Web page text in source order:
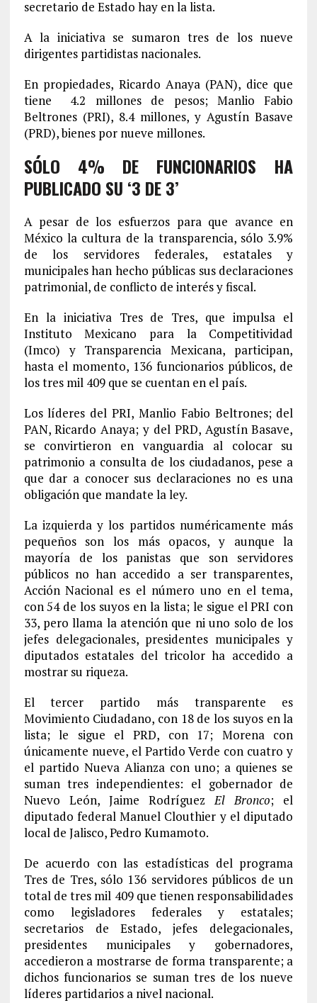
secretario de Estado hay en la lista.
A la iniciativa se sumaron tres de los nueve
dirigentes partidistas nacionales.
En propiedades, Ricardo Anaya (PAN), dice que
tiene 4.2 millones de pesos; Manlio Fabio
Beltrones (PRI), 8.4 millones, y Agustín Basave
(PRD), bienes por nueve millones.
SÓLO 4% DE FUNCIONARIOS HA
PUBLICADO SU ‘3 DE 3’
A pesar de los esfuerzos para que avance en
México la cultura de la transparencia, sólo 3.9%
de los servidores federales, estatales y
municipales han hecho públicas sus declaraciones
patrimonial, de conflicto de interés y fiscal.
En la iniciativa Tres de Tres, que impulsa el
Instituto Mexicano para la Competitividad
(Imco) y Transparencia Mexicana, participan,
hasta el momento, 136 funcionarios públicos, de
los tres mil 409 que se cuentan en el país.
Los líderes del PRI, Manlio Fabio Beltrones; del
PAN, Ricardo Anaya; y del PRD, Agustín Basave,
se convirtieron en vanguardia al colocar su
patrimonio a consulta de los ciudadanos, pese a
que dar a conocer sus declaraciones no es una
obligación que mandate la ley.
La izquierda y los partidos numéricamente más
pequeños son los más opacos, y aunque la
mayoría de los panistas que son servidores
públicos no han accedido a ser transparentes,
Acción Nacional es el número uno en el tema,
con 54 de los suyos en la lista; le sigue el PRI con
33, pero llama la atención que ni uno solo de los
jefes delegacionales, presidentes municipales y
diputados estatales del tricolor ha accedido a
mostrar su riqueza.
El tercer partido más transparente es
Movimiento Ciudadano, con 18 de los suyos en la
lista; le sigue el PRD, con 17; Morena con
únicamente nueve, el Partido Verde con cuatro y
el partido Nueva Alianza con uno; a quienes se
suman tres independientes: el gobernador de
Nuevo León, Jaime RodríguezEl Bronco; el
diputado federal Manuel Clouthier y el diputado
local de Jalisco, Pedro Kumamoto.
De acuerdo con las estadísticas del programa
Tres de Tres, sólo 136 servidores públicos de un
total de tres mil 409 que tienen responsabilidades
como legisladores federales y estatales;
secretarios de Estado, jefes delegacionales,
presidentes municipales y gobernadores,
accedieron a mostrarse de forma transparente; a
dichos funcionarios se suman tres de los nueve
líderes partidarios a nivel nacional.